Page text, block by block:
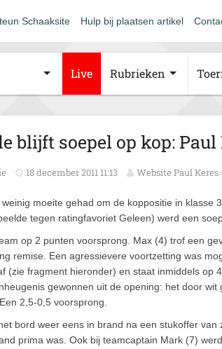
Schaaksite Hulp bij plaatsen artikel
Live Rubrieken
blijft soepel op kop:
18 december 2011 11:13 Website Paul Keres
moeite gehad om de koppositie in klasse
tegen ratingfavoriet Geleen) werd een
op 2 punten voorsprong. Max (4) trof een
remise. Een agressievere voortzetting was
(zie fragment hieronder) en staat inmiddels op
gewonnen uit de opening: het door
2,5-0,5 voorsprong.
bord weer eens in brand na een stukoffer
prima was. Ook bij teamcaptain Mark (7)